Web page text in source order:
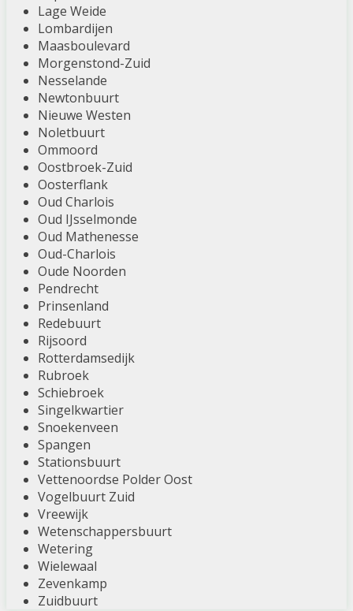
Lage Weide
Lombardijen
Maasboulevard
Morgenstond-Zuid
Nesselande
Newtonbuurt
Nieuwe Westen
Noletbuurt
Ommoord
Oostbroek-Zuid
Oosterflank
Oud Charlois
Oud IJsselmonde
Oud Mathenesse
Oud-Charlois
Oude Noorden
Pendrecht
Prinsenland
Redebuurt
Rijsoord
Rotterdamsedijk
Rubroek
Schiebroek
Singelkwartier
Snoekenveen
Spangen
Stationsbuurt
Vettenoordse Polder Oost
Vogelbuurt Zuid
Vreewijk
Wetenschappersbuurt
Wetering
Wielewaal
Zevenkamp
Zuidbuurt